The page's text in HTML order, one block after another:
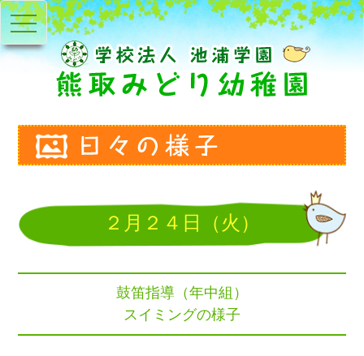
toggle
navigation
２月２４日（火）
鼓笛指導（年中組）
スイミングの様子